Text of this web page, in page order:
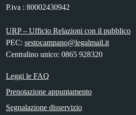
P.iva : 80002430942
URP – Ufficio Relazioni con il pubblico
PEC: sestocampano@legalmail.it
Centralino unico: 0865 928320
Leggi le FAQ
Prenotazione appuntamento
Segnalazione disservizio